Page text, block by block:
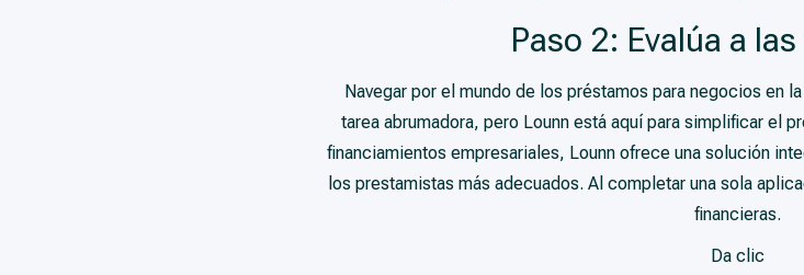
Paso 2: Evalúa a
Navegar por el mundo de los préstamos para negocios en
tarea abrumadora, pero Lounn está aquí para simplificar el
financiamientos empresariales, Lounn ofrece una solución
los prestamistas más adecuados. Al completar una sola
financieras.
Da clic